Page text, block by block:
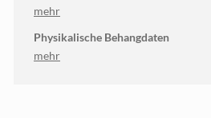
mehr
Physikalische Behangdaten
mehr